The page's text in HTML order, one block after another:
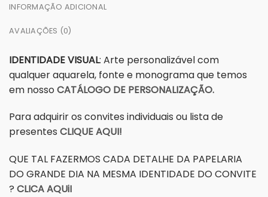
INFORMAÇÃO ADICIONAL
AVALIAÇÕES (0)
IDENTIDADE VISUAL: Arte personalizável com
qualquer aquarela, fonte e monograma que temos
em nossoCATÁLOGO DE PERSONALIZAÇÃO.
Para adquirir os convites individuais ou lista de
presentes CLIQUE AQUI!
QUE TAL FAZERMOS CADA DETALHE DA PAPELARIA
DO GRANDE DIA NA MESMA IDENTIDADE DO CONVITE
? CLICA AQUiI